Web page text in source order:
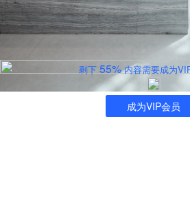
剩下 55%内容需要成为
成为VIP会员